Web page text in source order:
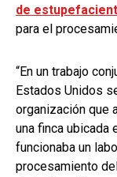
de
para el
“En un trabajo
Estados Unidos
organización que
una finca ubicada
funcionaba un
procesamiento